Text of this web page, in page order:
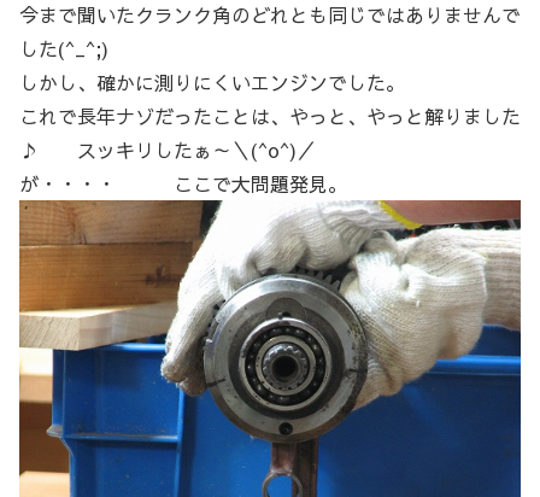
今まで聞いたクランク角のどれとも同じではありませんで
した(^_^;)
しかし、確かに測りにくいエンジンでした。
これで長年ナゾだったことは、やっと、やっと解りました
♪ スッキリしたぁ～＼(^o^)／
が・・・・ ここで大問題発見。